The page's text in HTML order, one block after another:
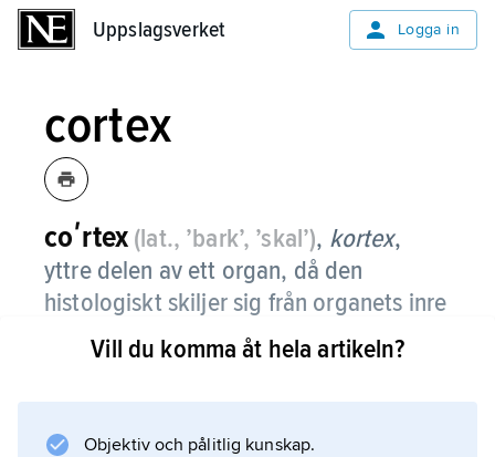
Uppslagsverket Logga in
cortex
coʹrtex (lat., ’bark’, ’skal’), kortex,
yttre delen av ett organ, då den
histologiskt skiljer sig från organets inre
delar, t.ex.
cortex cerebri, hjärnbarken.
Vill du komma åt hela artikeln?
Objektiv och pålitlig kunskap.